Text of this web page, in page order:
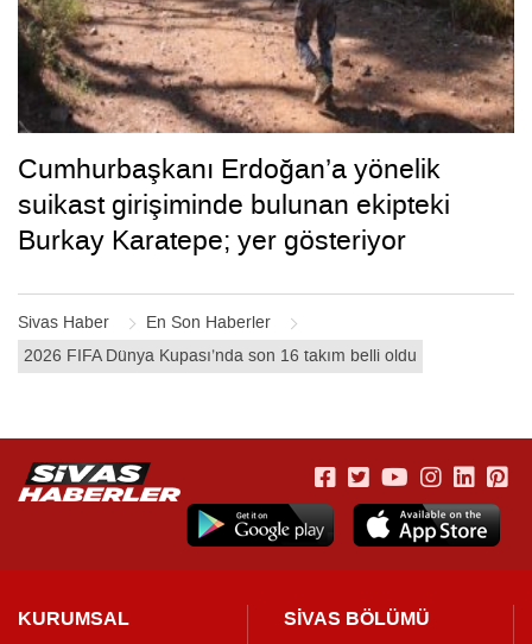
Sivas Haber
En Son Haberler
2026 FIFA Dünya Kupası’nda son 16 takım belli oldu
Cumhurbaşkanı Erdoğan’a yönelik
suikast girişiminde bulunan ekipteki
Burkay Karatepe; yer gösteriyor
KURUMSAL SİVAS BÖLÜMÜ